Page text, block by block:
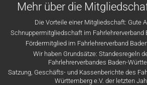
Mehr über die
Die Vorteile einer Mitgliedschaft: Gute
Schnuppermitgliedschaft im Fahrlehrerverband
Fördermitglied im Fahrlehrerverband
Wir haben Grundsätze: Standesregeln
Fahrlehrerverbandes Baden-
Satzung, Geschäfts- und Kassenberichte des
Württemberg e.V. der letzten